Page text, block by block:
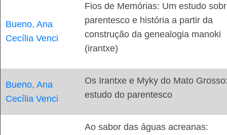
Bueno, Ana
Cecília Venci
Fios de Memórias: Um estudo
parentesco e história a partir da
construção da genealogia manoki
(irantxe)
Bueno, Ana
Cecília Venci
Os Irantxe e Myky do Mato
estudo do parentesco
Ao sabor das águas acreanas: